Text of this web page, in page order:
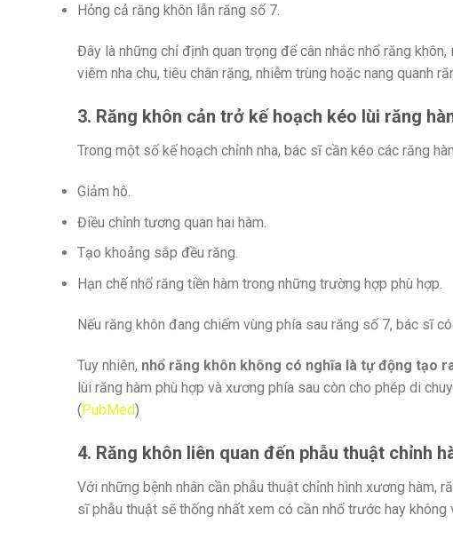
Hỏng cả răng khôn lẫn răng số 7.
Đây là những chỉ định quan trọng để cân nhắc nhổ răng
viêm nha chu, tiêu chân răng, nhiễm trùng hoặc nang quanh
3. Răng khôn cản trở kế hoạch kéo lùi răng
Trong một số kế hoạch chỉnh nha, bác sĩ cần kéo các răng
Giảm hô.
Điều chỉnh tương quan hai hàm.
Tạo khoảng sắp đều răng.
Hạn chế nhổ răng tiền hàm trong những trường hợp phù hợp.
Nếu răng khôn đang chiếm vùng phía sau răng số 7, bác sĩ
Tuy nhiên, nhổ răng khôn không có nghĩa là tự động tạo
lùi răng hàm phù hợp và xương phía sau còn cho phép di
(PubMed)
4. Răng khôn liên quan đến phẫu thuật chỉnh
Với những bệnh nhân cần phẫu thuật chỉnh hình xương hàm,
sĩ phẫu thuật sẽ thống nhất xem có cần nhổ trước hay không